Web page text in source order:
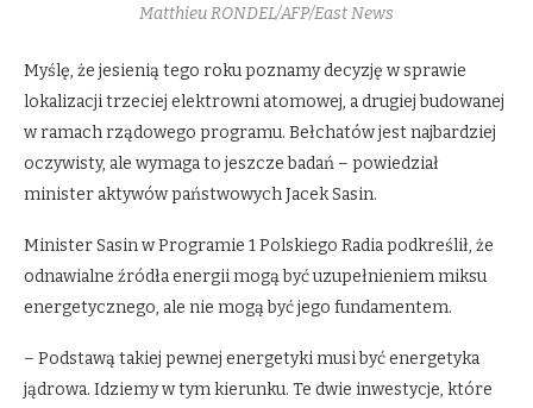
Matthieu RONDEL/AFP/East News
Myślę, że jesienią tego roku poznamy decyzję w sprawie
lokalizacji trzeciej elektrowni atomowej, a drugiej budowanej
w ramach rządowego programu. Bełchatów jest najbardziej
oczywisty, ale wymaga to jeszcze badań – powiedział
minister aktywów państwowych Jacek Sasin.
Minister Sasin w Programie 1 Polskiego Radia podkreślił, że
odnawialne źródła energii mogą być uzupełnieniem miksu
energetycznego, ale nie mogą być jego fundamentem.
– Podstawą takiej pewnej energetyki musi być energetyka
jądrowa. Idziemy w tym kierunku. Te dwie inwestycje, które